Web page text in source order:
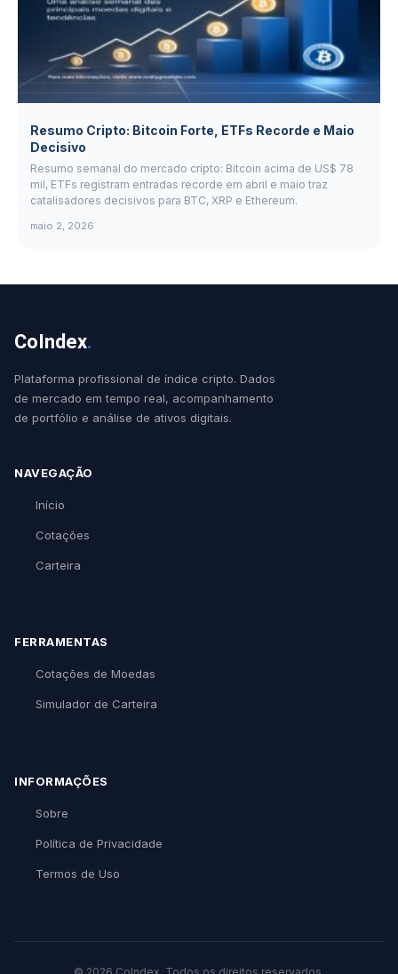
Resumo Cripto: Bitcoin Forte, ETFs Recorde e Maio
Decisivo
Resumo semanal do mercado cripto: Bitcoin acima de US$ 78
mil, ETFs registram entradas recorde em abril e maio traz
catalisadores decisivos para BTC, XRP e Ethereum.
maio 2, 2026
CoIndex.
Plataforma profissional de índice cripto. Dados
de mercado em tempo real, acompanhamento
de portfólio e análise de ativos digitais.
NAVEGAÇÃO
Início
Cotações
Carteira
FERRAMENTAS
Cotações de Moedas
Simulador de Carteira
INFORMAÇÕES
Sobre
Política de Privacidade
Termos de Uso